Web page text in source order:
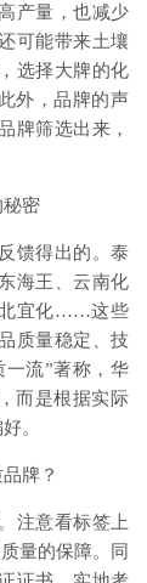
产量，也减少
可能带来土壤
选择大牌的化
外，品牌的声
牌筛选出来，
密
馈得出的。泰
海王、云南化
北宜化……这些
质量稳定、技
一流”著称，华
而是根据实际
。
牌？
注意看标签上
量的保障。同